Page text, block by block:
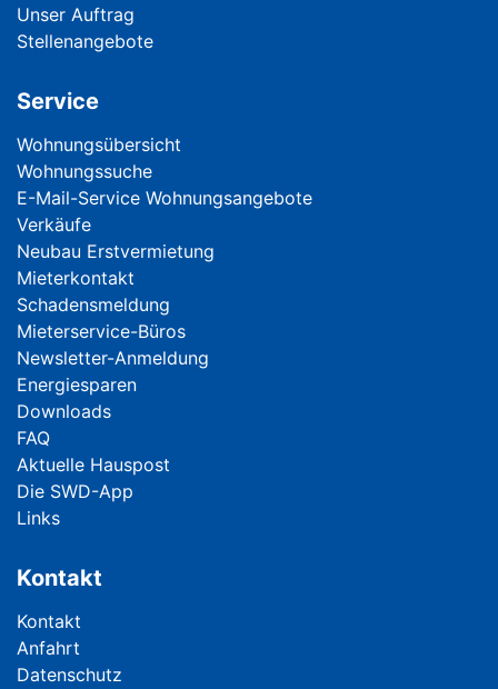
Unser Auftrag
Stellenangebote
Service
Navigation überspringen
Wohnungsübersicht
Wohnungssuche
E-Mail-Service Wohnungsangebote
Verkäufe
Neubau Erstvermietung
Mieterkontakt
Schadensmeldung
Mieterservice-Büros
Newsletter-Anmeldung
Energiesparen
Downloads
FAQ
Aktuelle Hauspost
Die SWD-App
Links
Kontakt
Navigation überspringen
Kontakt
Anfahrt
Datenschutz